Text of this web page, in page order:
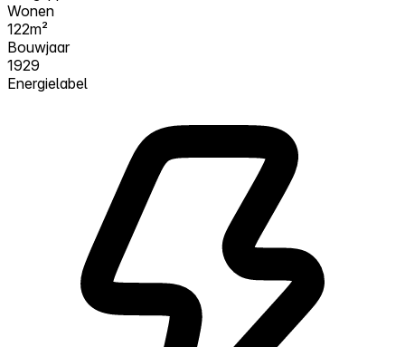
Wonen
122m²
Bouwjaar
1929
Energielabel